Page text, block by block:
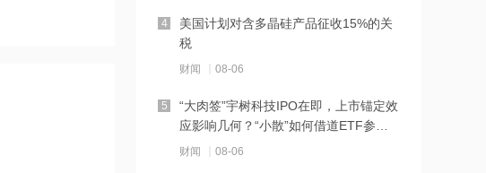
20:04
寒武纪：上半年净利增超122%，净赚
23.11亿元
20:01
高盛维持美高梅中国目标价16港元
美国计划对含多晶硅产品征收15%的关
税
财闻 08-06
4
“大肉签”宇树科技IPO在即，上市锚定效
应影响几何？“小散”如何借道ETF参
与？
财闻 08-06
5